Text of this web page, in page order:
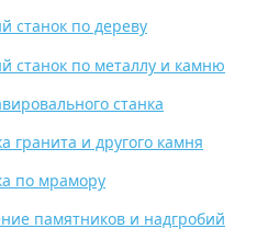
станок по дереву
станок по металлу и камню
станка
гранита и другого камня
по мрамору
памятников и надгробий